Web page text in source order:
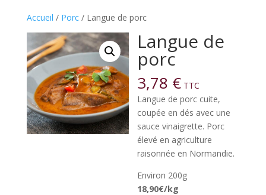
Accueil / Porc/ Langue de porc
Langue de
porc
3,78 € TTC
Langue de porc cuite,
coupée en dés avec une
sauce vinaigrette. Porc
élevé en agriculture
raisonnée en Normandie.
Environ 200g
18,90€/kg